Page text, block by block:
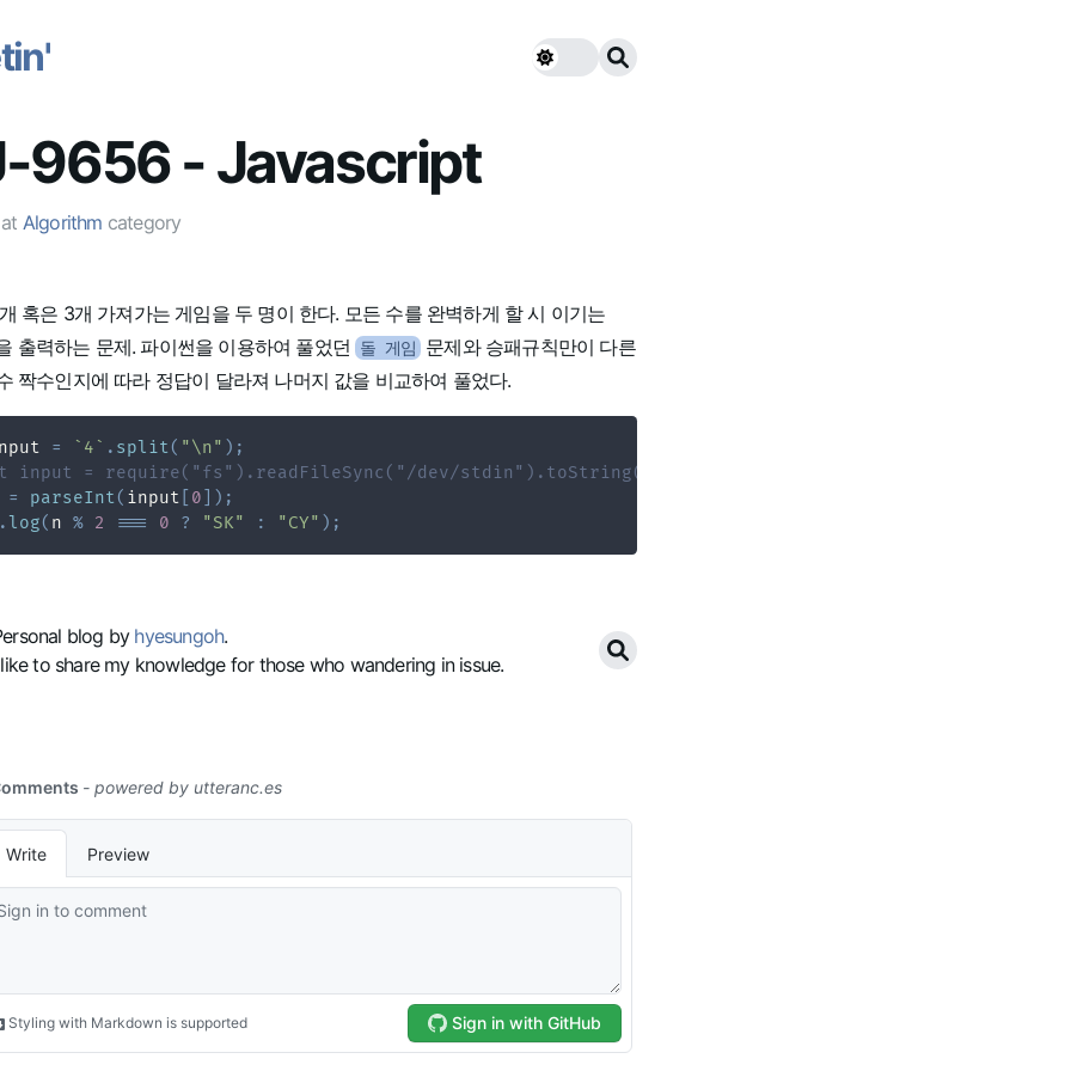
9656 - Javascript
at Algorithm category
혹은 3개 가져가는 게임을 두 명이 한다. 모든 수를 완벽하게 할 시 이기는
출력하는 문제. 파이썬을 이용하여 풀었던 돌 게임
문제와 승패규칙만이 다른
짝수인지에 따라 정답이 달라져 나머지 값을 비교하여 풀었다.
= ` 4 ` . split( "\n" ) ;
input = require("fs").readFileSync("/dev/stdin").toString().split("\n");
= parseInt( input 0 ) ;
log( n % 2 === 0 ? "SK" : "CY" ) ;
blog by hyesungoh.
to share my knowledge for those who wandering in issue.